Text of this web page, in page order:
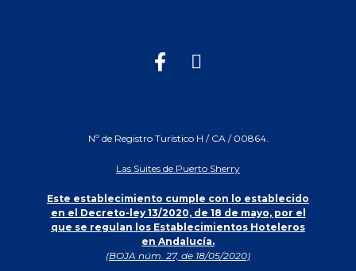
Nº de Registro Turístico H / CA / 00864.
Las Suites de Puerto Sherry
Este establecimiento cumple con lo establecido
en el Decreto-ley 13/2020, de 18 de mayo, por el
que se regulan los Establecimientos Hoteleros
en Andalucía.
(BOJA núm. 27, de 18/05/2020)